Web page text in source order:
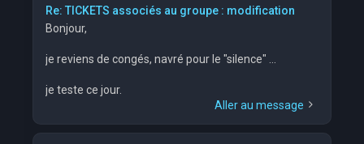
Re: TICKETS associés au groupe : modification
Bonjour,
je reviens de congés, navré pour le "silence" ...
je teste ce jour.
Aller au message